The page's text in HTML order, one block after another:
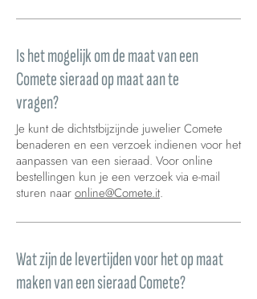
Is het mogelijk om de maat van een
Comete sieraad op maat aan te
vragen?
Je kunt de dichtstbijzijnde juwelier Comete
benaderen en een verzoek indienen voor het
aanpassen van een sieraad. Voor online
bestellingen kun je een verzoek via e-mail
sturen naaronline@Comete.it.
Wat zijn de levertijden voor het op maat
maken van een sieraad Comete?